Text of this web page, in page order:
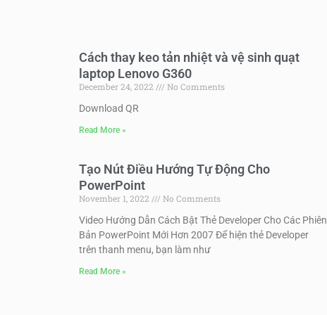
Cách thay keo tản nhiệt và vệ sinh quạt
laptop Lenovo G360
December 24, 2022
No Comments
Download QR
Read More »
Tạo Nút Điều Hướng Tự Động Cho
PowerPoint
November 1, 2022
No Comments
Video Hướng Dẫn Cách Bật Thẻ Developer Cho Các Phiên
Bản PowerPoint Mới Hơn 2007 Để hiện thẻ Developer
trên thanh menu, bạn làm như
Read More »